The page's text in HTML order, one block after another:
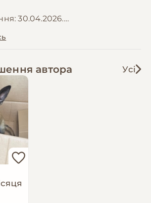
30.04.2026.
грайливі, добре контактують з
апетит.Міцні та
відповідно віку.Без агресії,
автора Усі